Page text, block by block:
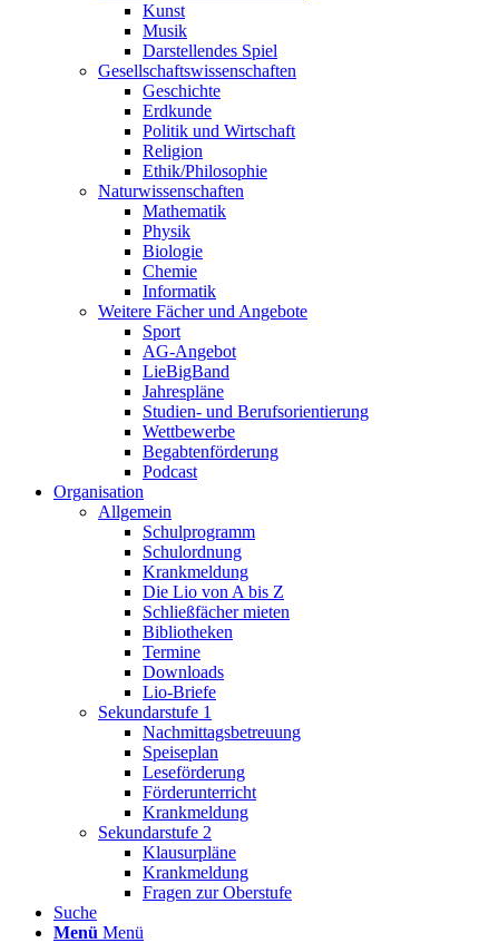
Kunst
Musik
Darstellendes Spiel
Gesellschafts­wissenschaften
Geschichte
Erdkunde
Politik und Wirtschaft
Religion
Ethik/Philosophie
Naturwissen­schaften
Mathematik
Physik
Biologie
Chemie
Informatik
Weitere Fächer und Angebote
Sport
AG-Angebot
LieBigBand
Jahrespläne
Studien- und Berufsorientierung
Wettbewerbe
Begabtenförderung
Podcast
Organisation
Allgemein
Schulprogramm
Schulordnung
Krankmeldung
Die Lio von A bis Z
Schließfächer mieten
Bibliotheken
Termine
Downloads
Lio-Briefe
Sekundarstufe 1
Nachmittagsbetreuung
Speiseplan
Leseförderung
Förderunterricht
Krankmeldung
Sekundarstufe 2
Klausurpläne
Krankmeldung
Fragen zur Oberstufe
Suche
Menü Menü